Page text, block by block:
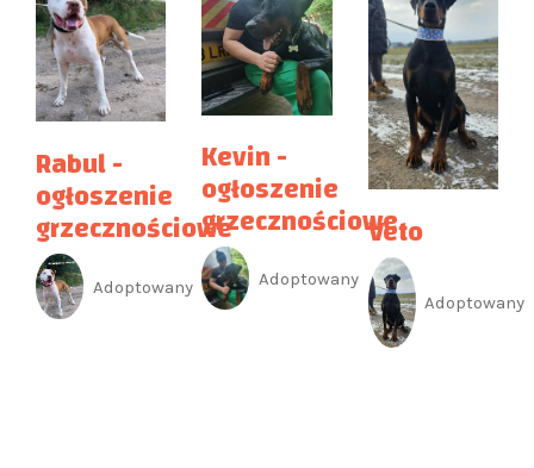
Rabul -
ogłoszenie
grzecznościowe
Adoptowany
Kevin -
ogłoszenie
grzecznościowe
Adoptowany
Veto
Adoptowany